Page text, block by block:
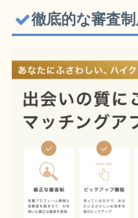
徹底的な審査